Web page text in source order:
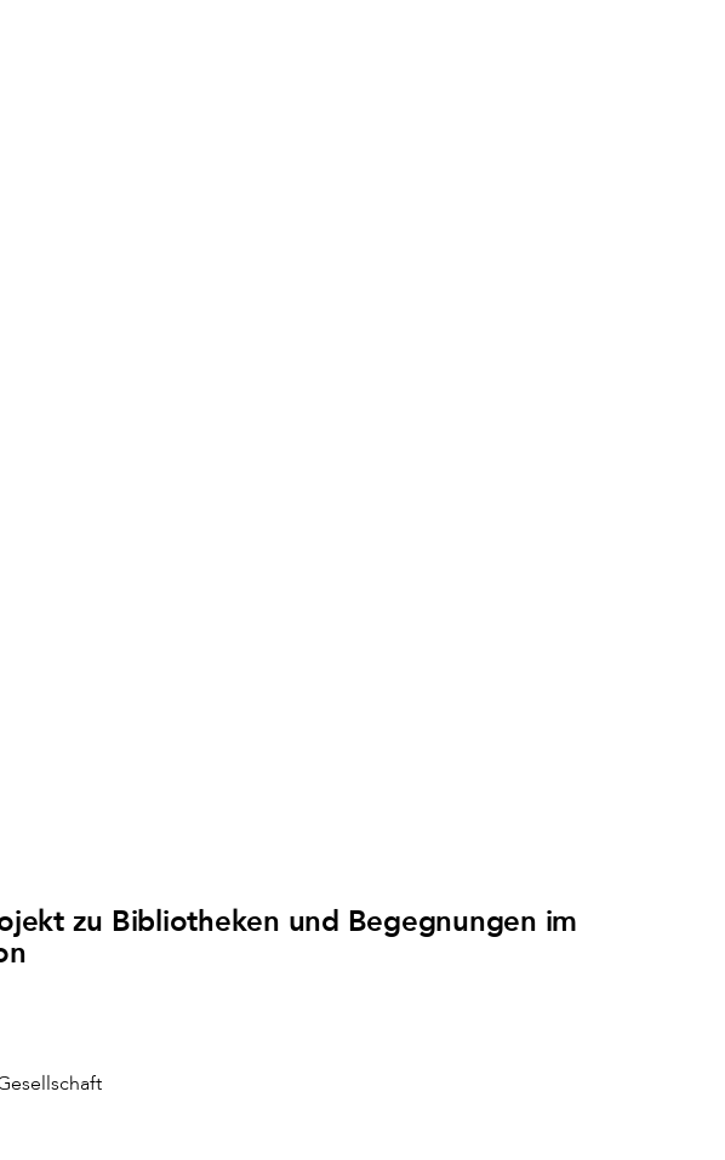
zu Bibliotheken und Begegnungen im